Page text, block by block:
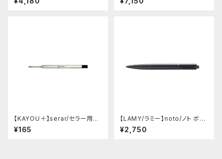
ル (ビスタ)
ンク)
【KAYOU＋】serar/セラー用リ
フィル
¥165
【LAMY/ラミー】noto/ノト ボー
ルペン・限定色 (オールブラック)
¥2,750